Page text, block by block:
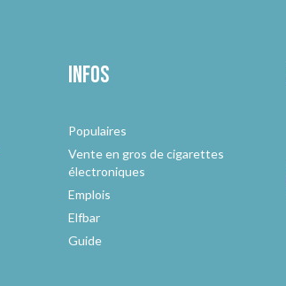
Infos
Populaires
Vente en gros de cigarettes
électroniques
Emplois
Elfbar
Guide